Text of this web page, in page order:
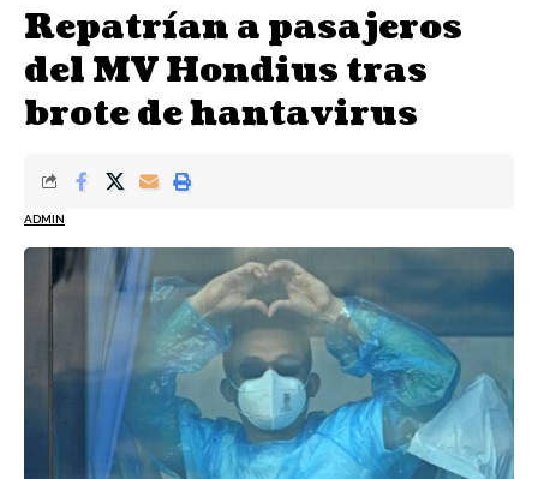
Repatrían a pasajeros
del MV Hondius tras
brote de hantavirus
ADMIN